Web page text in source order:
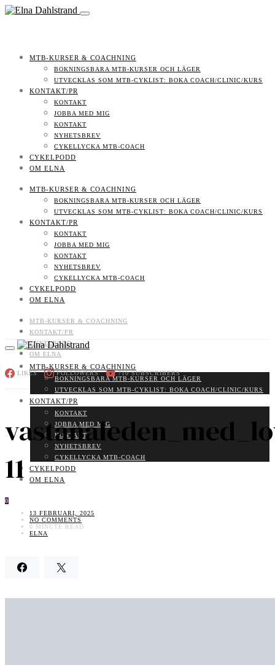
MTB-KURSER & COACHNING
BOKNINGSBARA MTB-KURSER OCH LÄGER
UTVECKLAS SOM MTB-CYKLIST: BOKA COACH/CLINIC/KURS
KONTAKT/PR
KONTAKT
JOBBA MED MIG
KONTAKT
NYHETSBREV
CYKELLYCKA MTB-COACH
CYKELPODD
OM ELNA
MTB-KURSER & COACHNING
BOKNINGSBARA MTB-KURSER OCH LÄGER
UTVECKLAS SOM MTB-CYKLIST: BOKA COACH/CLINIC/KURS
KONTAKT/PR
KONTAKT
JOBBA MED MIG
KONTAKT
NYHETSBREV
CYKELLYCKA MTB-COACH
CYKELPODD
OM ELNA
MTB-KURSER & COACHNING
KONTAKT/PR
CYKELPODD
OM ELNA
LIKES FOLLOWERS 710 SUBSCRIBERS
MTB-KURSER & COACHNING
BOKNINGSBARA MTB-KURSER OCH LÄGER
UTVECKLAS SOM MTB-CYKLIST: BOKA COACH/CLINIC/KURS
KONTAKT/PR
KONTAKT
JOBBA MED MIG
KONTAKT
NYHETSBREV
CYKELLYCKA MTB-COACH
CYKELPODD
OM ELNA
0
11
13 FEBRUARI, 2025
NO COMMENTS
0 MINUTE READ
ELNA